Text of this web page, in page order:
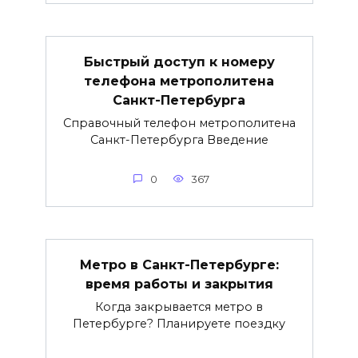
Быстрый доступ к номеру
телефона метрополитена
Санкт-Петербурга
Справочный телефон метрополитена
Санкт-Петербурга Введение
0 367
Метро в Санкт-Петербурге:
время работы и закрытия
Когда закрывается метро в
Петербурге? Планируете поездку